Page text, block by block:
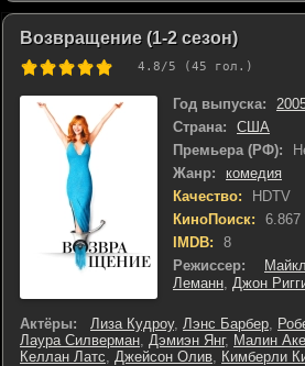
Возвращение (1-2 сезон)
4.8/5 (45 гол.)
Год выпуска:
Страна:
США
Премьера (РФ):
Жанр:
комедия
Качество:
HDTV
КиноПоиск:
6.867
IMDB:
8
Режиссер:
Леманн, Джон
Актёры: Лиза Кудроу, Лэнс Барбер,
Лаура Силверман, Дэмиэн Янг, Малин
Келлан Латс, Джейсон Олив, Кимберли